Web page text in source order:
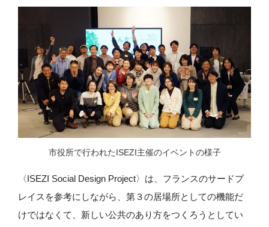
市役所で行われたISEZI主催のイベントの様子
〈ISEZI Social Design Project〉は、フランスのサードプ
レイスを参考にしながら、第３の居場所としての機能だ
けではなくて、新しい公共のあり方をつくろうとしてい